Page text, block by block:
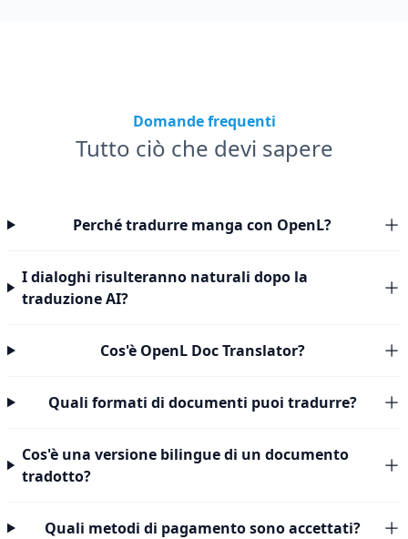
Domande frequenti
Tutto ciò che devi sapere
Perché tradurre manga con OpenL?
I dialoghi risulteranno naturali dopo la
traduzione AI?
Cos'è OpenL Doc Translator?
Quali formati di documenti puoi tradurre?
Cos'è una versione bilingue di un documento
tradotto?
Quali metodi di pagamento sono accettati?